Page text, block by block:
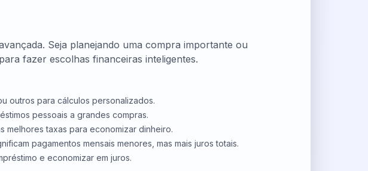
Seja planejando uma compra importante ou
fazer escolhas financeiras inteligentes.
outros para cálculos personalizados.
pessoais a grandes compras.
melhores taxas para economizar dinheiro.
pagamentos mensais menores, mas mais juros totais.
e economizar em juros.